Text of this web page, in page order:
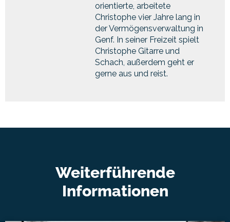
orientierte, arbeitete
Christophe vier Jahre lang in
der Vermögensverwaltung in
Genf. In seiner Freizeit spielt
Christophe Gitarre und
Schach, außerdem geht er
gerne aus und reist.
Weiterführende
Informationen